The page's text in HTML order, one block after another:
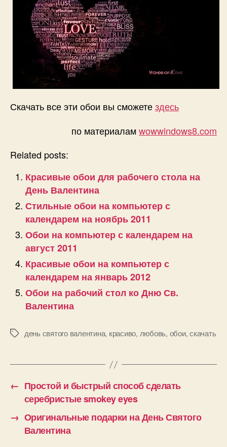
Скачать все эти обои вы сможетездесь
по материаламwowwindows8.com
Related posts:
Красивые обои для рабочего стола на
День Валентина
Стильные обои на компьютер с
календарем на ноябрь 2011
Обои на компьютер с календарем на
август 2011
Красивые обои на компьютер с
календарем на январь 2012
Обои на рабочий стол ко Дню Св.
Валентина
Позначкидень святого валентина, красиво, любовь, обои,скачать
← Простой и быстрый способ сделать
серебристые smokey eyes
→ Оригинальные подарки на День Святого
Валентина